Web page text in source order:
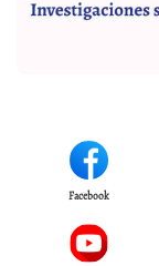
Facebook